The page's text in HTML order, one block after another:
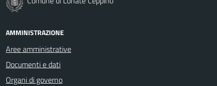
AMMINISTRAZIONE
Aree amministrative
Documenti e dati
Organi di governo